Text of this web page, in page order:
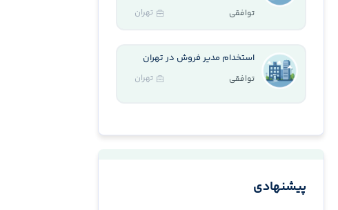
توافقی تهران
استخدام مدیر فروش در تهران
توافقی تهران
پیشنهادی